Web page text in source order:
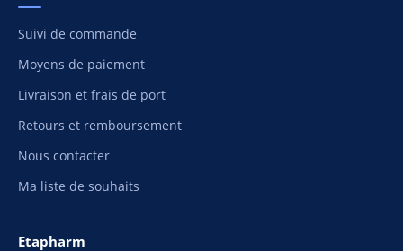
Suivi de commande
Moyens de paiement
Livraison et frais de port
Retours et remboursement
Nous contacter
Ma liste de souhaits
Etapharm